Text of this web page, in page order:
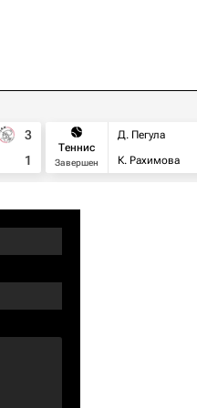
3
1
Теннис
Завершен
Д. Пегула
К. Рахимова